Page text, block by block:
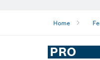
Home
PRO